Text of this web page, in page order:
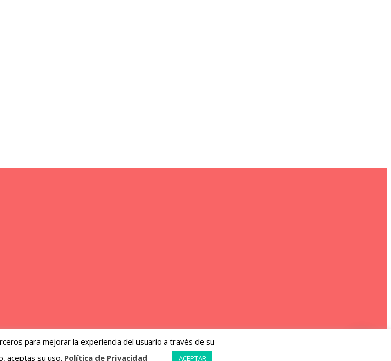
para mejorar la experiencia del usuario a través de su
aceptas su uso. Política de Privacidad ACEPTAR